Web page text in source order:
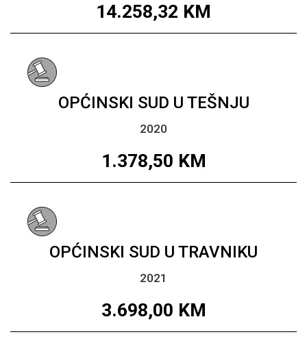
14.258,32 KM
OPĆINSKI SUD U TEŠNJU
2020
1.378,50 KM
OPĆINSKI SUD U TRAVNIKU
2021
3.698,00 KM